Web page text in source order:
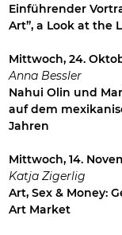
Einführender
Art”, a Look at the
Mittwoch,24.
Anna Bessler
Nahui Olin und
auf dem
Jahren
Mittwoch,14.
Katja Zigerlig
Art, Sex & Money:
Art Market